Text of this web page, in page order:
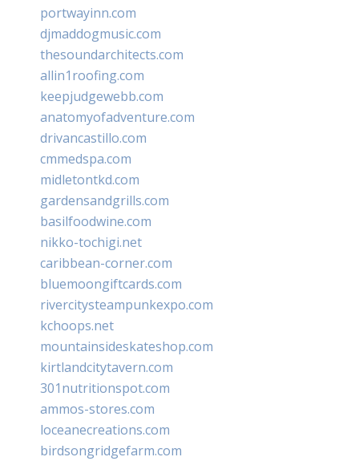
portwayinn.com
djmaddogmusic.com
thesoundarchitects.com
allin1roofing.com
keepjudgewebb.com
anatomyofadventure.com
drivancastillo.com
cmmedspa.com
midletontkd.com
gardensandgrills.com
basilfoodwine.com
nikko-tochigi.net
caribbean-corner.com
bluemoongiftcards.com
rivercitysteampunkexpo.com
kchoops.net
mountainsideskateshop.com
kirtlandcitytavern.com
301nutritionspot.com
ammos-stores.com
loceanecreations.com
birdsongridgefarm.com